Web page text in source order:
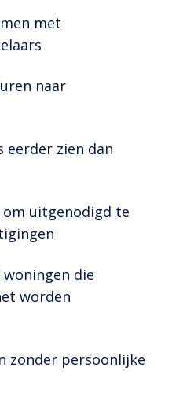
met
naar
eerder zien dan
om uitgenodigd te
die
worden
zonder persoonlijke